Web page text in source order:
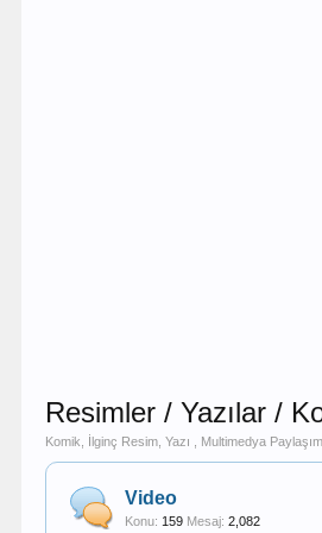
Resimler / Yazılar /
Komik, İlginç Resim, Yazı , Multimedya
Video
Konu: 159 Mesaj: 2,082